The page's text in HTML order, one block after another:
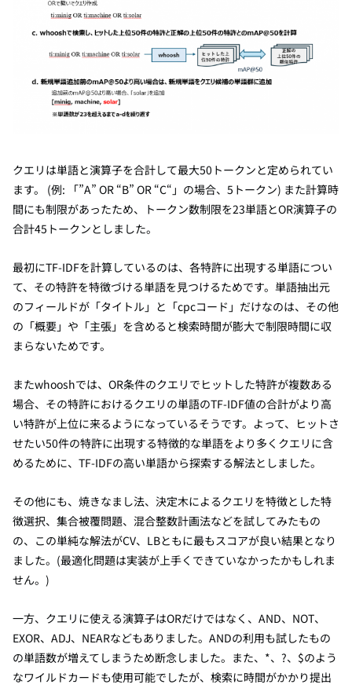
クエリは単語と演算子を合計して最大50トークンと定められてい
ます。 (例: 「”A” OR “B” OR “C“」の場合、5トークン) また計算時
間にも制限があったため、トークン数制限を23単語とOR演算子の
合計45トークンとしました。
最初にTF-IDFを計算しているのは、各特許に出現する単語につい
て、その特許を特徴づける単語を見つけるためです。単語抽出元
のフィールドが「タイトル」と「cpcコード」だけなのは、その他
の「概要」や「主張」を含めると検索時間が膨大で制限時間に収
まらないためです。
またwhooshでは、OR条件のクエリでヒットした特許が複数ある
場合、その特許におけるクエリの単語のTF-IDF値の合計がより高
い特許が上位に来るようになっているそうです。よって、ヒットさ
せたい50件の特許に出現する特徴的な単語をより多くクエリに含
めるために、TF-IDFの高い単語から探索する解法としました。
その他にも、焼きなまし法、決定木によるクエリを特徴とした特
徴選択、集合被覆問題、混合整数計画法などを試してみたもの
の、この単純な解法がCV、LBともに最もスコアが良い結果となり
ました。(最適化問題は実装が上手くできていなかったかもしれま
せん。)
一方、クエリに使える演算子はORだけではなく、AND、NOT、
EXOR、ADJ、NEARなどもありました。ANDの利用も試したもの
の単語数が増えてしまうため断念しました。また、*、?、$のよう
なワイルドカードも使用可能でしたが、検索に時間がかかり提出